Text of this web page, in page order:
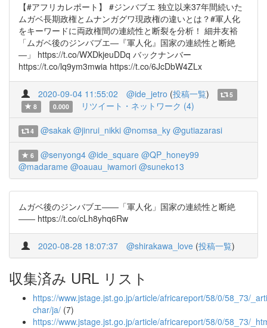
【#アフリカレポート】 #ジンバブエ 独立以来37年間続いた
ムガベ長期政権とムナンガグワ現政権の違いとは？#軍人化
をキーワードに両政権間の連続性と断裂を分析！ 細井友裕
「ムガベ後のジンバブエ―『軍人化』国家の連続性と断絶
―」 https://t.co/WXDkjeuDDq バックナンバー
https://t.co/lq9ym3mwia https://t.co/6JcDbW4ZLx
2020-09-04 11:55:02 @ide_jetro (投稿一覧)
5
8
0.000 リツイート・ネットワーク (4)
4 @sakak @jinrui_nikki @nomsa_ky @gutiazarasi
6 @senyong4 @ide_square @QP_honey99
@madarame @oauau_iwamori @suneko13
ムガベ後のジンバブエ――「軍人化」国家の連続性と断絶
―― https://t.co/cLh8yhq6Rw
2020-08-28 18:07:37 @shirakawa_love (投稿一覧)
収集済み URL リスト
https://www.jstage.jst.go.jp/article/africareport/58/0/58_73/
char/ja/ (7)
https://www.jstage.jst.go.jp/article/africareport/58/0/58_73/